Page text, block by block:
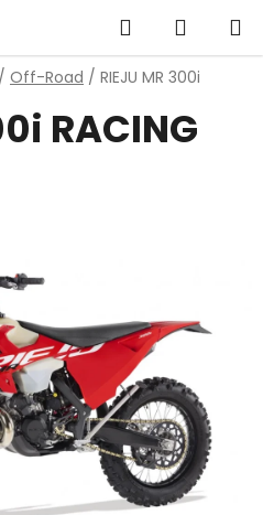
Hledat
KOŠÍK
/ Off-Road / RIEJU MR 300i
RACING